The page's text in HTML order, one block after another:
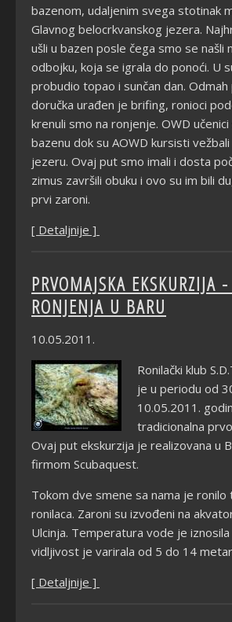
bazenom, udaljenim svega stotinak
Glavnog belocrkvanskog jezera.
ušli u bazen posle čega smo se našli
odbojku, koja se igrala do ponoći. U
probudio topao i sunčan dan. Odmah
doručka urađen je brifing, ronioci
krenuli smo na ronjenje. OWD učenici
bazenu dok su AOWD kursisti vežbali
jezeru. Ovaj put smo imali i dosta
zimus završili obuku i ovo su im bili
prvi zaroni.
[ Detaljnije ]
PRVOMAJSKA EKSKURZIJA
RONJENJA U BARU
10.05.2011.
Ronilački klub
je u periodu od
10.05.2011.
tradicionalna
Ovaj put ekskurzija je realizovana u
firmom Scubaquest.
Tokom dve smene sa nama je
ronilaca. Zaroni su izvođeni na
Ulcinja. Temperatura vode je
vidljivost je varirala od 5 do 14
[ Detaljnije ]